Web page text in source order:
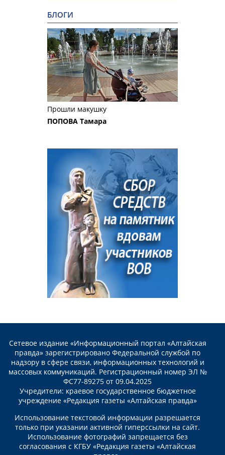
БЛОГИ
Прошли макушку
ПОПОВА Тамара
Сетевое издание «Информационный портал «Алтайская
правда» зарегистрировано Федеральной службой по
надзору в сфере связи, информационных технологий и
массовых коммуникаций. Регистрационный номер ЭЛ №
ФС77-89275 от 09.04.2025
Учредители: краевое государственное бюджетное
учреждение «Редакция газеты «Алтайская правда»
Использование текстовой информации разрешается
только при указании активной гиперссылки на сайт.
Использование фотографий запрещается без
согласования с КГБУ «Редакция газеты «Алтайская